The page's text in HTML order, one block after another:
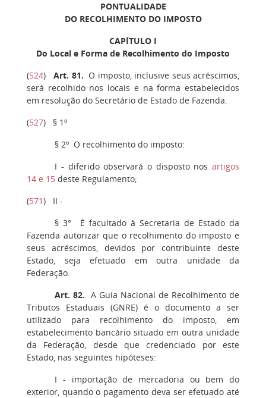
PONTUALIDADE
DO RECOLHIMENTO DO IMPOSTO
CAPÍTULO I
Do Local e Forma de Recolhimento do Imposto
(524)Art. 81. O imposto, inclusive seus acréscimos,
será recolhido nos locais e na forma estabelecidos
em resolução do Secretário de Estado de Fazenda.
(527) § 1º
§ 2º O recolhimento do imposto:
I - diferido observará o disposto nosartigos
14 e 15 deste Regulamento;
(571) II -
§ 3°
É facultado à Secretaria de Estado da
Fazenda autorizar que o recolhimento do imposto e
seus acréscimos, devidos por contribuinte deste
Estado, seja efetuado em outra unidade da
Federação.
Art. 82. A Guia Nacional de Recolhimento de
Tributos Estaduais (GNRE) é o documento a ser
utilizado para recolhimento do imposto, em
estabelecimento bancário situado em outra unidade
da Federação, desde que credenciado por este
Estado, nas seguintes hipóteses:
I - importação de mercadoria ou bem do
exterior, quando o pagamento deva ser efetuado até